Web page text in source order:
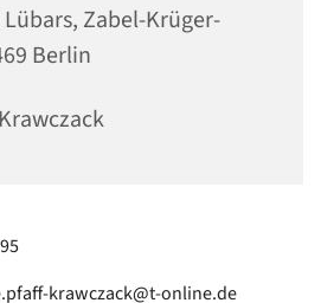
Zabel-Krüger-
Berlin
krawczack@t-online.de